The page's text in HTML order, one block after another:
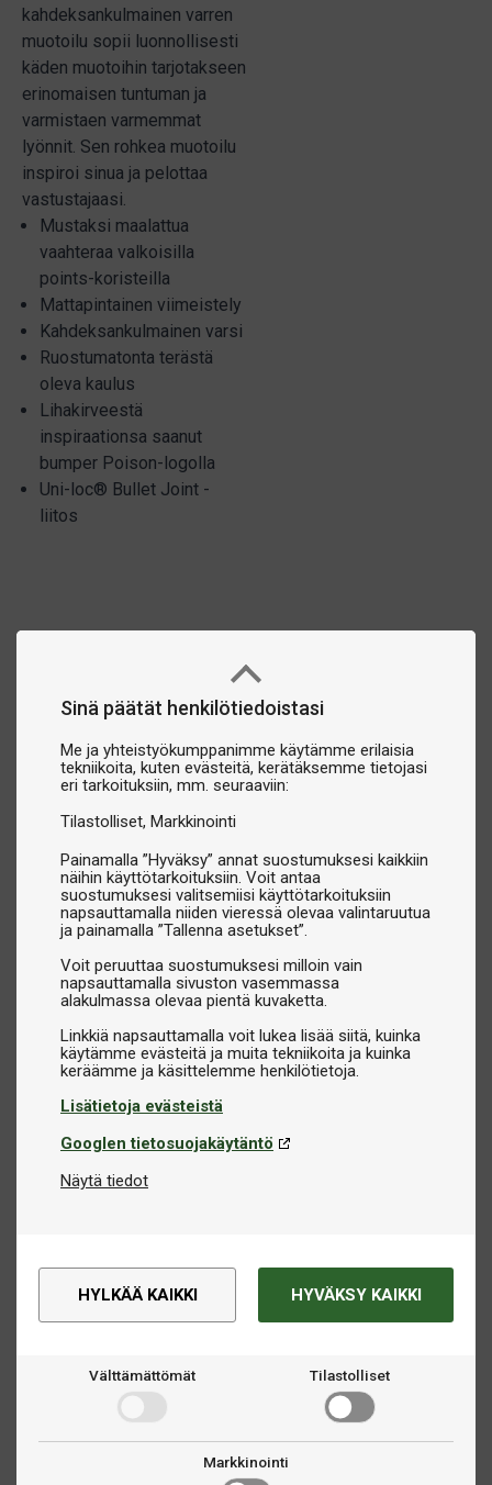
Sinä päätät henkilötiedoistasi
Me ja yhteistyökumppanimme käytämme erilaisia
tekniikoita, kuten evästeitä, kerätäksemme tietojasi
eri tarkoituksiin, mm. seuraaviin:
Tilastolliset Markkinointi
Painamalla ”Hyväksy” annat suostumuksesi kaikkiin
näihin käyttötarkoituksiin. Voit antaa
suostumuksesi valitsemiisi käyttötarkoituksiin
napsauttamalla niiden vieressä olevaa valintaruutua
ja painamalla ”Tallenna asetukset”.
Voit peruuttaa suostumuksesi milloin vain
napsauttamalla sivuston vasemmassa
alakulmassa olevaa pientä kuvaketta.
Linkkiä napsauttamalla voit lukea lisää siitä, kuinka
käytämme evästeitä ja muita tekniikoita ja kuinka
Lisätietoja evästeistä
Googlen tietosuojakäytäntö
Näytä tiedot
HYLKÄÄ KAIKKI HYVÄKSY KAIKKI
Välttämättömät Tilastolliset
Markkinointi
kahdeksankulmainen varren
muotoilu sopii luonnollisesti
käden muotoihin tarjotakseen
erinomaisen tuntuman ja
varmistaen varmemmat
lyönnit. Sen rohkea muotoilu
inspiroi sinua ja pelottaa
vastustajaasi.
Mustaksi maalattua
vaahteraa valkoisilla
points-koristeilla
Mattapintainen viimeistely
Kahdeksankulmainen varsi
Ruostumatonta terästä
oleva kaulus
Lihakirveestä
inspiraationsa saanut
bumper Poison-logolla
Uni-loc® Bullet Joint -
liitos